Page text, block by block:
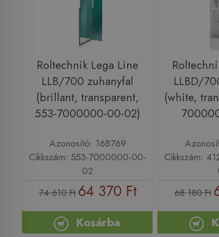
Roltechnik Lega Line
LLB/700 zuhanyfal
(brillant, transparent,
553-7000000-00-02)
Azonosító: 168769
Cikkszám: 553-7000000-00-
02
74 610 Ft 64 370 Ft
Kosárba
LLBD/
(white,
Cikkszám:
68 180 Ft